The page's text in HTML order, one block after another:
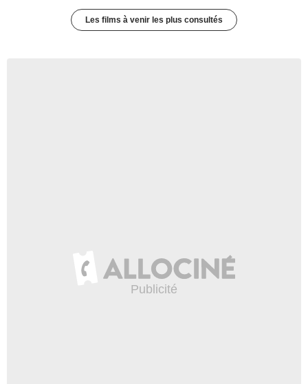
Les films à venir les plus consultés